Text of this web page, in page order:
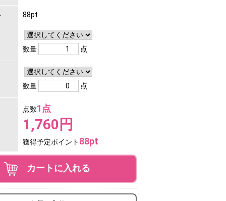
88pt
数量 点
数量
点
点数1点
1,760円
獲得予定ポイント 88pt
カートに入れる